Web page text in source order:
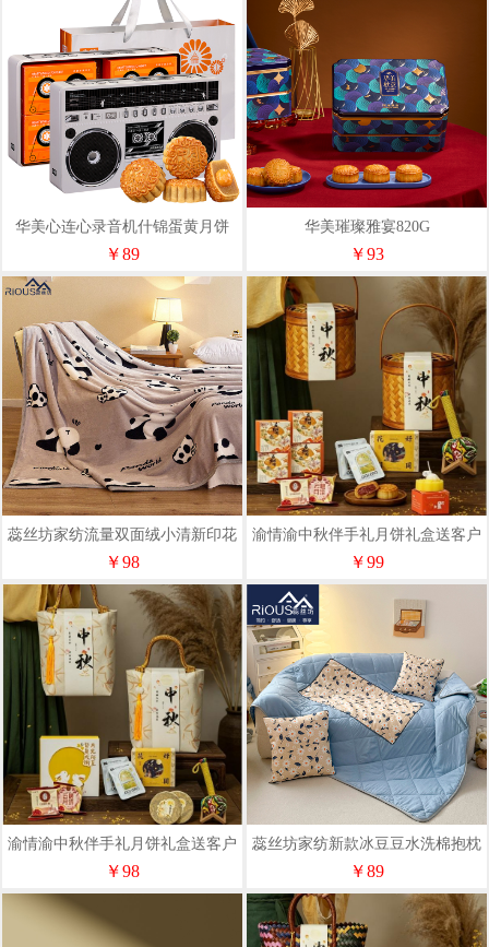
华美心连心录音机什锦蛋黄月饼
500G
￥89
华美璀璨雅宴820G
￥93
蕊丝坊家纺流量双面绒小清新印花
毛毯150*200cm
￥98
渝情渝中秋伴手礼月饼礼盒送客户
企业福利秋光叙月礼-2
￥99
渝情渝中秋伴手礼月饼礼盒送客户
风栖月桂礼-1
￥98
蕊丝坊家纺新款冰豆豆水洗棉抱枕
被
￥89